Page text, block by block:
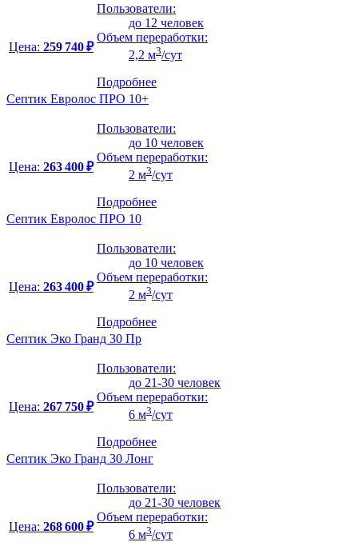
Цена: 259 740 ₽
Пользователи:
до 12 человек
Объем переработки:
2,2 м3/сут
Подробнее
Септик Евролос ПРО 10+
Цена: 263 400 ₽
Пользователи:
до 10 человек
Объем переработки:
2 м3/сут
Подробнее
Септик Евролос ПРО 10
Цена: 263 400 ₽
Пользователи:
до 10 человек
Объем переработки:
2 м3/сут
Подробнее
Септик Эко Гранд 30 Пр
Цена: 267 750 ₽
Пользователи:
до 21-30 человек
Объем переработки:
6 м3/сут
Подробнее
Септик Эко Гранд 30 Лонг
Цена: 268 600 ₽
Пользователи:
до 21-30 человек
Объем переработки:
6 м3/сут